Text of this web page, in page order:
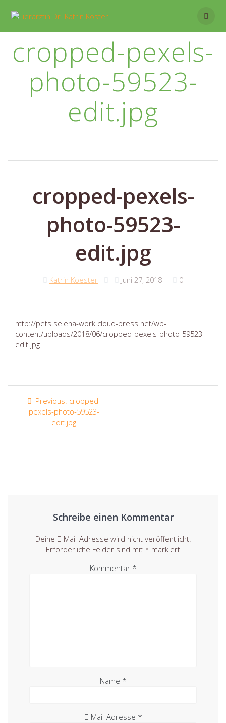
cropped-pexels-
photo-59523-
edit.jpg
cropped-pexels-
photo-59523-
edit.jpg
Katrin Koester Juni 27, 2018 | 0
http://pets.selena-work.cloud-press.net/wp-
content/uploads/2018/06/cropped-pexels-photo-59523-
edit.jpg
Beitragsnavigation
Previous: Previous
post:
cropped-
pexels-photo-59523-
edit.jpg
Schreibe einen Kommentar
Deine E-Mail-Adresse wird nicht veröffentlicht.
Erforderliche Felder sind mit * markiert
Kommentar *
Name *
E-Mail-Adresse *